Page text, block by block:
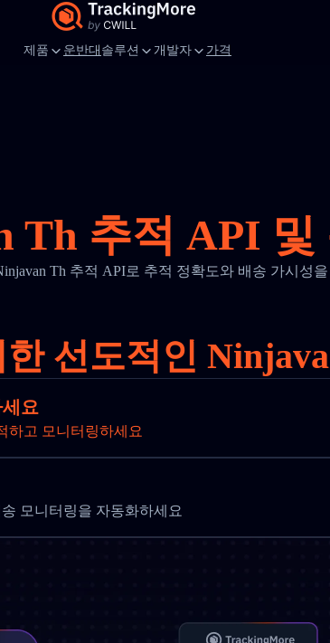
제품 운반대 솔루션 개발자 가격
Th 추적 API 및
Th 추적 API로 추적 정확도와 배송 가시성
선도적인
요
하고 모니터링하세요
모니터링을 자동화하세요